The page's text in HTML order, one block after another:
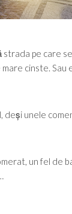
strada pe care
cinste. Sau
deși unele
un fel de